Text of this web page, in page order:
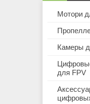
Мотори
Камеры
для FPV